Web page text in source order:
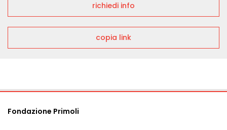
richiedi info
copia link
Fondazione Primoli